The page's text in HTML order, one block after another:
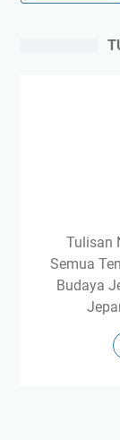
Tulisan
Semua
Budaya